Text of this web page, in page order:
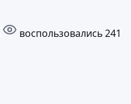
воспользовались 241